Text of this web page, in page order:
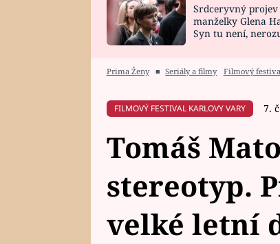
HOROSKOP NA
CELEBRITY
VAŘENÍ
Srdceryvný projev
manželky Glena
Syn tu není,
Prima Ženy ■ Seriály a filmy Filmový
FILMOVÝ FESTIVAL KARLOVY VARY 7.
Tomáš
stereotyp.
velké letní